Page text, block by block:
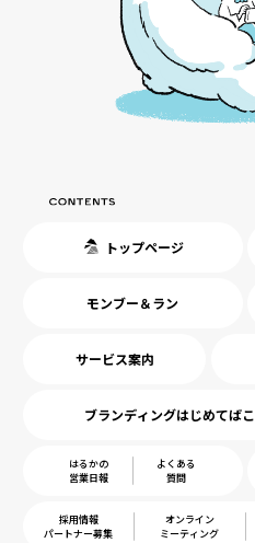
トップページ
モンブー＆ラン
サービス案内
ブランディングはじめてばこ
はるかの
営業日報
よくある
質問
採用情報
パートナー募集
オンライン
ミーティング